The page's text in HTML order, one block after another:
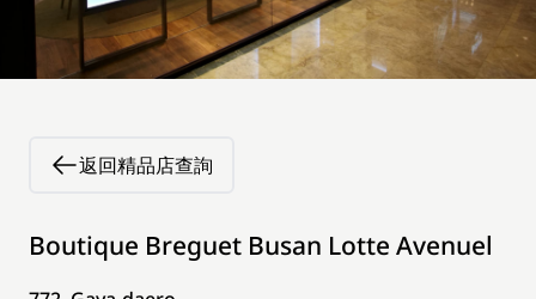
返回精品店查詢
Boutique Breguet Busan Lotte Avenuel